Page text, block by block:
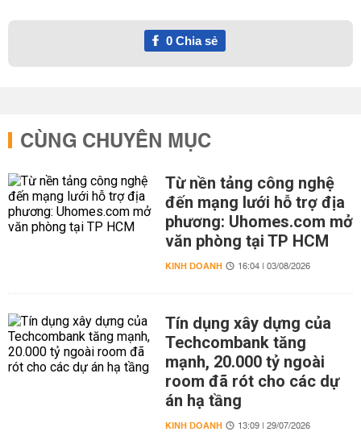
0Chia sẻ
CÙNG CHUYÊN MỤC
Từ nền tảng công nghệ
đến mạng lưới hỗ trợ địa
phương: Uhomes.com mở
văn phòng tại TP HCM
KINH DOANH 16:04 | 03/08/2026
Tín dụng xây dựng của
Techcombank tăng
mạnh, 20.000 tỷ ngoài
room đã rót cho các dự
án hạ tầng
KINH DOANH 13:09 | 29/07/2026